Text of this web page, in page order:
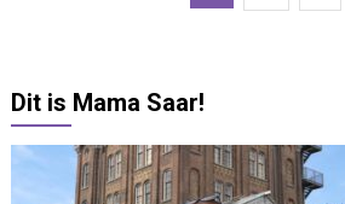
Dit is Mama Saar!